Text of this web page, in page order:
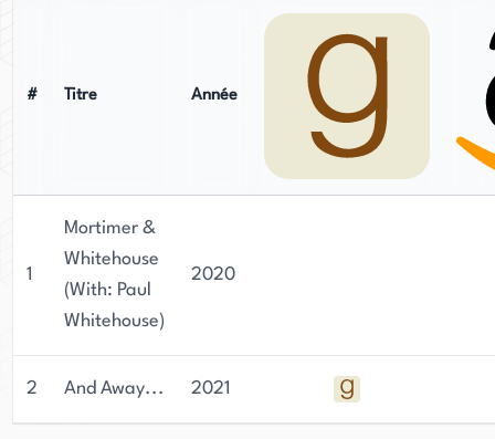
# Titre Année
1
Mortimer &
Whitehouse
(With: Paul
Whitehouse)
2020
2 And Away... 2021